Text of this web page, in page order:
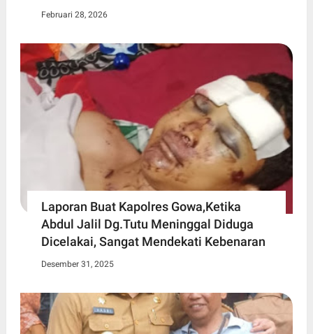
Februari 28, 2026
Laporan Buat Kapolres Gowa,Ketika
Abdul Jalil Dg.Tutu Meninggal Diduga
Dicelakai, Sangat Mendekati Kebenaran
Desember 31, 2025